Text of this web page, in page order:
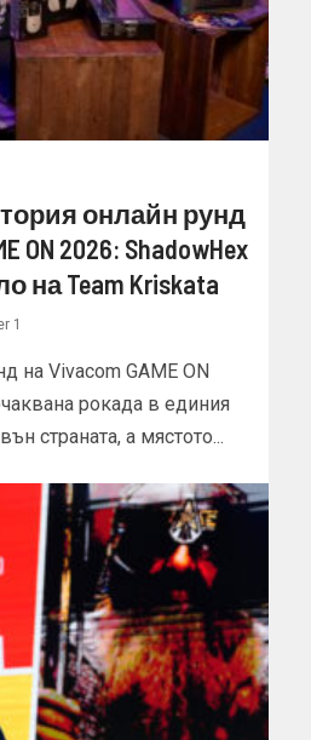
онлайн рунд
ON 2026: ShadowHex
на Team Kriskata
1
на Vivacom GAME ON
рокада в единия
страната, а мястото...